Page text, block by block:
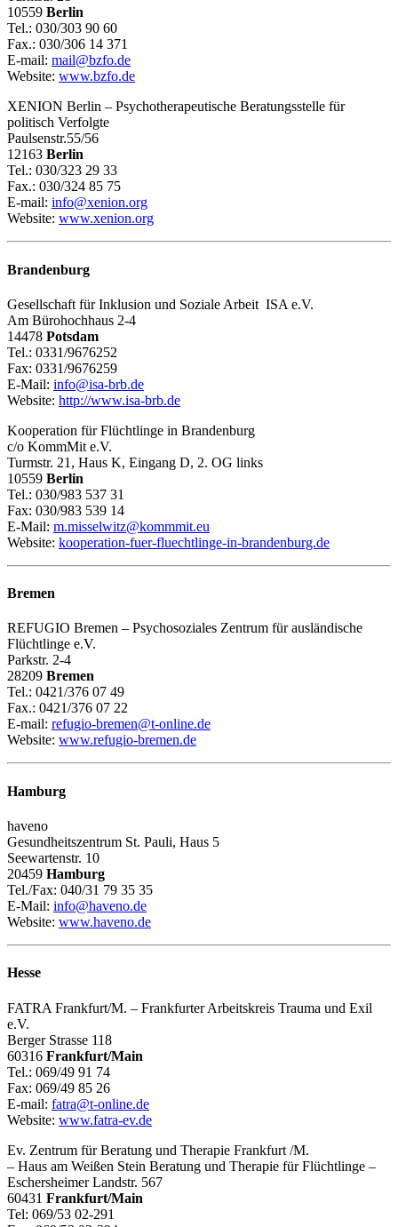
10559 Berlin
Tel.: 030/303 90 60
Fax.: 030/306 14 371
E-mail: mail@bzfo.de
Website: www.bzfo.de
XENION Berlin – Psychotherapeutische Beratungsstelle für
politisch Verfolgte
Paulsenstr.55/56
12163 Berlin
Tel.: 030/323 29 33
Fax.: 030/324 85 75
E-mail: info@xenion.org
Website: www.xenion.org
Brandenburg
Gesellschaft für Inklusion und Soziale Arbeit ISA e.V.
Am Bürohochhaus 2-4
14478 Potsdam
Tel.: 0331/9676252
Fax: 0331/9676259
E-Mail: info@isa-brb.de
Website: http://www.isa-brb.de
Kooperation für Flüchtlinge in Brandenburg
c/o KommMit e.V.
Turmstr. 21, Haus K, Eingang D, 2. OG links
10559 Berlin
Tel.: 030/983 537 31
Fax: 030/983 539 14
E-Mail: m.misselwitz@kommmit.eu
Website: kooperation-fuer-fluechtlinge-in-brandenburg.de
Bremen
REFUGIO Bremen – Psychosoziales Zentrum für ausländische
Flüchtlinge e.V.
Parkstr. 2-4
28209 Bremen
Tel.: 0421/376 07 49
Fax.: 0421/376 07 22
E-mail: refugio-bremen@t-online.de
Website: www.refugio-bremen.de
Hamburg
haveno
Gesundheitszentrum St. Pauli, Haus 5
Seewartenstr. 10
20459 Hamburg
Tel./Fax: 040/31 79 35 35
E-Mail: info@haveno.de
Website: www.haveno.de
Hesse
FATRA Frankfurt/M. – Frankfurter Arbeitskreis Trauma und Exil
e.V.
Berger Strasse 118
60316 Frankfurt/Main
Tel.: 069/49 91 74
Fax: 069/49 85 26
E-mail: fatra@t-online.de
Website: www.fatra-ev.de
Ev. Zentrum für Beratung und Therapie Frankfurt /M.
– Haus am Weißen Stein Beratung und Therapie für Flüchtlinge –
Eschersheimer Landstr. 567
60431 Frankfurt/Main
Tel: 069/53 02-291